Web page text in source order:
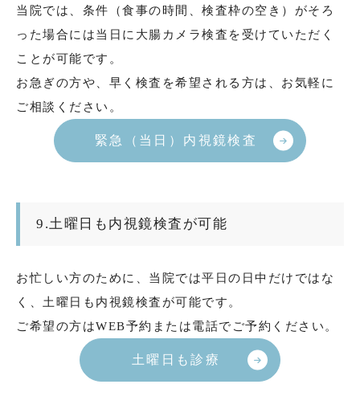
当院では、条件（食事の時間、検査枠の空き）がそろ
った場合には当日に大腸カメラ検査を受けていただく
ことが可能です。
お急ぎの方や、早く検査を希望される方は、お気軽に
ご相談ください。
緊急（当日）内視鏡検査
9.土曜日も内視鏡検査が可能
お忙しい方のために、当院では平日の日中だけではな
く、土曜日も内視鏡検査が可能です。
ご希望の方はWEB予約または電話でご予約ください。
土曜日も診療